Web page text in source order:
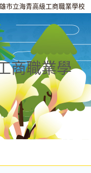
市立海青高級工商職業學校
商職業學